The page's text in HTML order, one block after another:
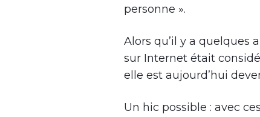
personne ».
Alors qu’il y a quelques
sur Internet était
elle est aujourd’hui
Un hic possible : avec